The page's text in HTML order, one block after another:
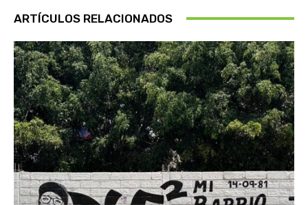
ARTÍCULOS RELACIONADOS